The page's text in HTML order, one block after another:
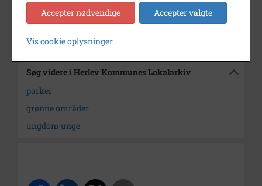
Arkiv
Herlev Kommunes Lokalarkiv
Kontakt arkivet
Søg videre i Herlev Kommunes Lokalarkiv
parker
grønne områder
ungdom unge
Accepter nødvendige Accepter valgte
Vis cookie oplysninger